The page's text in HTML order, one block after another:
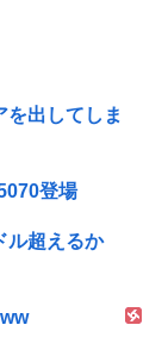
を出してしま
登場
ル超えるか